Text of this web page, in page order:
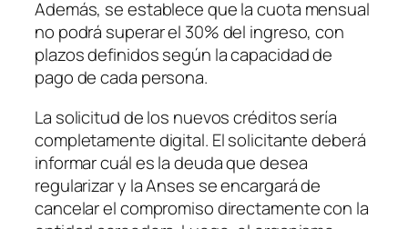
Además, se establece que la cuota mensual
no podrá superar el 30% del ingreso, con
plazos definidos según la capacidad de
pago de cada persona.
La solicitud de los nuevos créditos sería
completamente digital. El solicitante deberá
informar cuál es la deuda que desea
regularizar y la Anses se encargará de
cancelar el compromiso directamente con la